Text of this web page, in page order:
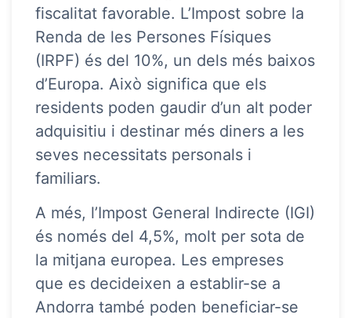
fiscalitat favorable. L’Impost sobre la
Renda de les Persones Físiques
(IRPF) és del 10%, un dels més baixos
d’Europa. Això significa que els
residents poden gaudir d’un alt poder
adquisitiu i destinar més diners a les
seves necessitats personals i
familiars.
A més, l’Impost General Indirecte (IGI)
és només del 4,5%, molt per sota de
la mitjana europea. Les empreses
que es decideixen a establir-se a
Andorra també poden beneficiar-se